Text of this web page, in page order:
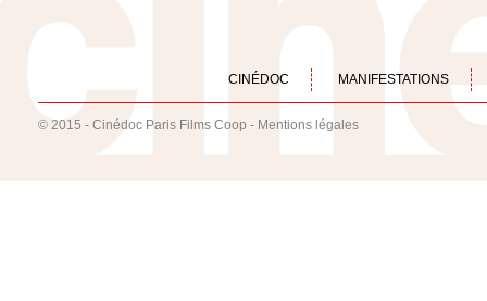
CINÉDOC MANIFESTATIONS
© 2015 - Cinédoc Paris Films Coop - Mentions légales